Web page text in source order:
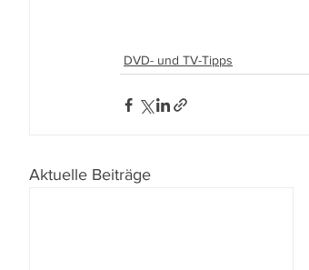
DVD- und TV-Tipps
Aktuelle Beiträge